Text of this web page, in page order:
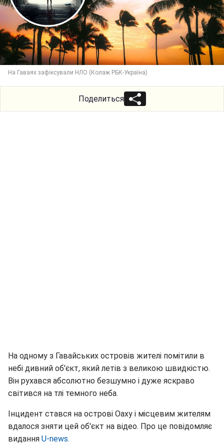
На Гаваях зафіксували НЛО (Колаж РБК-Україна)
Поделиться
На одному з Гавайських островів жителі помітили в
небі дивний об'єкт, який летів з великою швидкістю.
Він рухався абсолютно безшумно і дуже яскраво
світився на тлі темного неба.
Інцидент стався на острові Оаху і місцевим жителям
вдалося зняти цей об'єкт на відео. Про це повідомляє
видання U-news.